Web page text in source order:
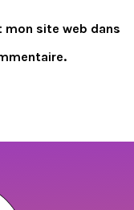
mon site web dans